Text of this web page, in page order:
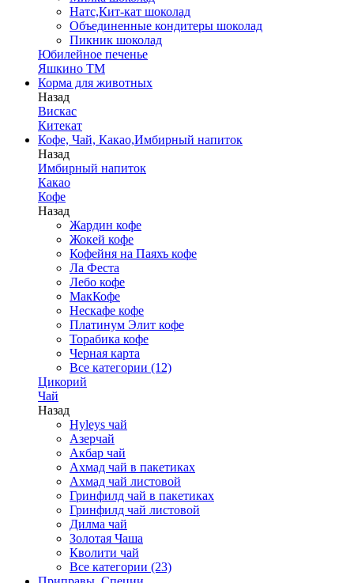
Натс,Кит-кат шоколад
Объединенные кондитеры шоколад
Пикник шоколад
Юбилейное печенье
Яшкино ТМ
Корма для животных
Назад
Вискас
Китекат
Кофе, Чай, Какао,Имбирный напиток
Назад
Имбирный напиток
Какао
Кофе
Назад
Жардин кофе
Жокей кофе
Кофейня на Паяхъ кофе
Ла Феста
Лебо кофе
МакКофе
Нескафе кофе
Платинум Элит кофе
Торабика кофе
Черная карта
Все категории (12)
Цикорий
Чай
Назад
Hyleys чай
Азерчай
Акбар чай
Ахмад чай в пакетиках
Ахмад чай листовой
Гринфилд чай в пакетиках
Гринфилд чай листовой
Дилма чай
Золотая Чаша
Кволити чай
Все категории (23)